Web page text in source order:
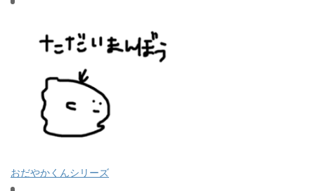
おだやかくんシリーズ